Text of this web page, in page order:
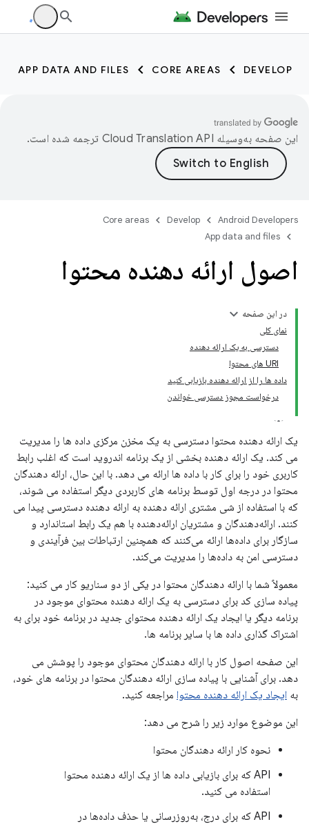
DEVELOP
CORE AREAS
APP DATA AND FILES
این صفحه به‌وسیله ترجمه شده است.
Android Developers
Develop
Core areas
App data and files
اصول ارائه دهنده محتوا
در این صفحه
نمای کلی
دسترسی به یک ارائه دهنده
URI های محتوا
داده ها را از ارائه دهنده بازیابی کنید
درخواست مجوز دسترسی خواندن
یک ارائه دهنده محتوا دسترسی به یک مخزن مرکزی داده ها را مدیریت
می کند. یک ارائه دهنده بخشی از یک برنامه اندروید است که اغلب رابط
کاربری خود را برای کار با داده ها ارائه می دهد. با این حال، ارائه دهندگان
محتوا در درجه اول توسط برنامه های کاربردی دیگر استفاده می شوند،
که با استفاده از شی مشتری ارائه دهنده به ارائه دهنده دسترسی پیدا می
کنند. ارائه‌دهندگان و مشتریان ارائه‌دهنده با هم یک رابط استاندارد و
سازگار برای داده‌ها ارائه می‌کنند که همچنین ارتباطات بین فرآیندی و
دسترسی امن به داده‌ها را مدیریت می‌کند.
معمولاً شما با ارائه دهندگان محتوا در یکی از دو سناریو کار می کنید:
پیاده سازی کد برای دسترسی به یک ارائه دهنده محتوای موجود در
برنامه دیگر یا ایجاد یک ارائه دهنده محتوای جدید در برنامه خود برای به
اشتراک گذاری داده ها با سایر برنامه ها.
این صفحه اصول کار با ارائه دهندگان محتوای موجود را پوشش می
دهد. برای آشنایی با پیاده سازی ارائه دهندگان محتوا در برنامه های خود،
به ایجاد یک ارائه دهنده محتوا مراجعه کنید.
این موضوع موارد زیر را شرح می دهد:
نحوه کار ارائه دهندگان محتوا
API که برای بازیابی داده ها از یک ارائه دهنده محتوا
استفاده می کنید.
API که برای درج، به‌روزرسانی یا حذف داده‌ها در